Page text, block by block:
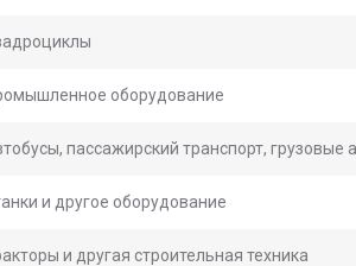
оборудование
пассажирский транспорт, грузовые
и другое оборудование
и другая строительная техника